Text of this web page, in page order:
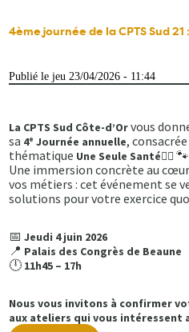
d'Ariane
4ème journée de la CPTS Sud
Publié le jeu 23/04/2026 - 11:44
La CPTS Sud Côte-d’Orvous
sa 4ᵉ Journée annuelle,
thématique Une Seule Santé👩‍⚕️
Une immersion concrète au
vos métiers : cet événement se
solutions pour votre exercice
📅Jeudi 4 juin 2026
📍 Palais des Congrès de Beaune
🕛 11h45 – 17h
Nous vous invitons à confirmer
aux ateliers qui vous intéressent